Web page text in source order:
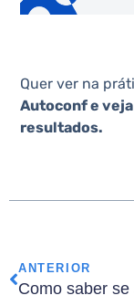
Quer ver na
Autoconf e
resultados.
ANTERIOR